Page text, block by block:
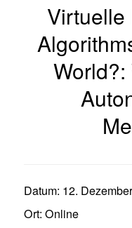
Virtuelle
World?:
Datum: 12.
Ort: Online